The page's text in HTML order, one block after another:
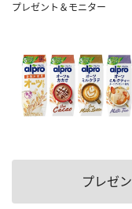
プレゼント＆モニター
プレゼ